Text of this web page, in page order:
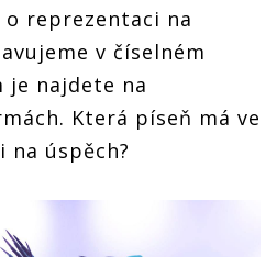
o reprezentaci na
v číselném
je najdete na
Která píseň má ve
na úspěch?